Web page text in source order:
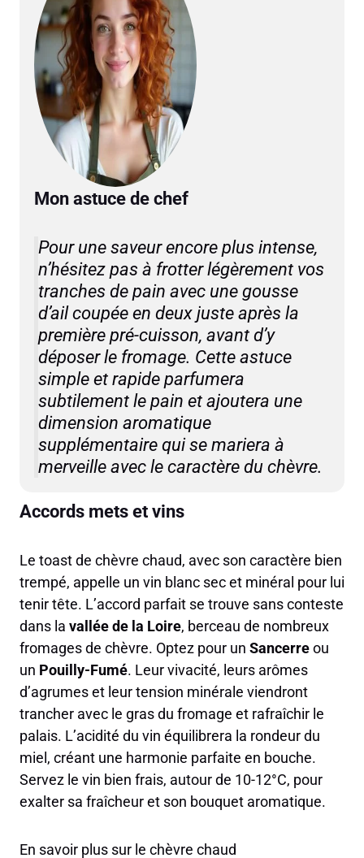
Mon astuce de chef
Pour une saveur encore plus intense,
n’hésitez pas à frotter légèrement vos
tranches de pain avec une gousse
d’ail coupée en deux juste après la
première pré-cuisson, avant d’y
déposer le fromage. Cette astuce
simple et rapide parfumera
subtilement le pain et ajoutera une
dimension aromatique
supplémentaire qui se mariera à
merveille avec le caractère du chèvre.
Accords mets et vins
Le toast de chèvre chaud, avec son caractère bien
trempé, appelle un vin blanc sec et minéral pour lui
tenir tête. L’accord parfait se trouve sans conteste
dans la vallée de la Loire, berceau de nombreux
fromages de chèvre. Optez pour un Sancerreou
un Pouilly-Fumé. Leur vivacité, leurs arômes
d’agrumes et leur tension minérale viendront
trancher avec le gras du fromage et rafraîchir le
palais. L’acidité du vin équilibrera la rondeur du
miel, créant une harmonie parfaite en bouche.
Servez le vin bien frais, autour de 10-12°C, pour
exalter sa fraîcheur et son bouquet aromatique.
En savoir plus sur le chèvre chaud